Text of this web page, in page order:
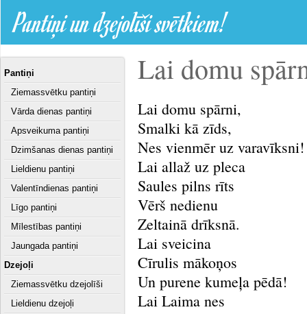
Pantiņi un dzejolīši svētkiem!
Pantiņi
Ziemassvētku pantiņi
Vārda dienas pantiņi
Apsveikuma pantiņi
Dzimšanas dienas pantiņi
Lieldienu pantiņi
Valentīndienas pantiņi
Līgo pantiņi
Mīlestības pantiņi
Jaungada pantiņi
Dzejoļi
Ziemassvētku dzejolīši
Lieldienu dzejoļi
Lai domu
Lai domu spārni,
Smalki kā zīds,
Nes vienmēr uz varavīksni!
Lai allaž uz pleca
Saules pilns rīts
Vērš nedienu
Zeltainā drīksnā.
Lai sveicina
Cīrulis mākoņos
Un purene kumeļa pēdā!
Lai Laima nes